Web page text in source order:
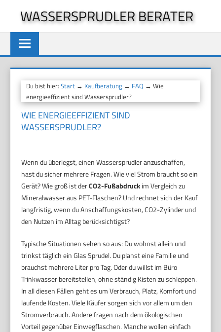
springen
WASSERSPRUDLER BERATER
Du bist hier:Start → Kaufberatung → FAQ → Wie
energieeffizient sind Wassersprudler?
WIE ENERGIEEFFIZIENT SIND
WASSERSPRUDLER?
Wenn du überlegst, einen Wassersprudler anzuschaffen,
hast du sicher mehrere Fragen. Wie viel Strom braucht so ein
Gerät? Wie groß ist derCO2-Fußabdruckim Vergleich zu
Mineralwasser aus PET-Flaschen? Und rechnet sich der Kauf
langfristig, wenn du Anschaffungskosten, CO2-Zylinder und
den Nutzen im Alltag berücksichtigst?
Typische Situationen sehen so aus: Du wohnst allein und
trinkst täglich ein Glas Sprudel. Du planst eine Familie und
brauchst mehrere Liter pro Tag. Oder du willst im Büro
Trinkwasser bereitstellen, ohne ständig Kisten zu schleppen.
In all diesen Fällen geht es um Verbrauch, Platz, Komfort und
laufende Kosten. Viele Käufer sorgen sich vor allem um den
Stromverbrauch. Andere fragen nach dem ökologischen
Vorteil gegenüber Einwegflaschen. Manche wollen einfach